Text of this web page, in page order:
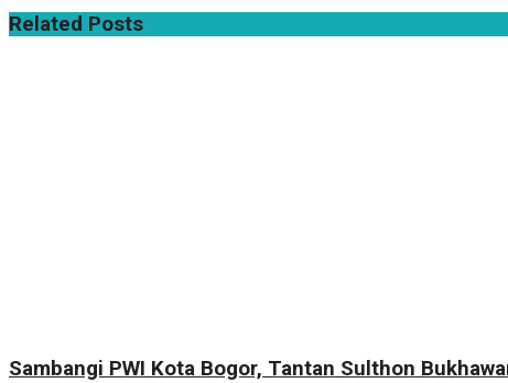
Related Posts
Sambangi PWI Kota Bogor, Tantan Sulthon